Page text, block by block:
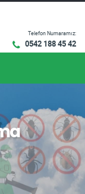
Telefon Numaramız:
0542 188 45 42